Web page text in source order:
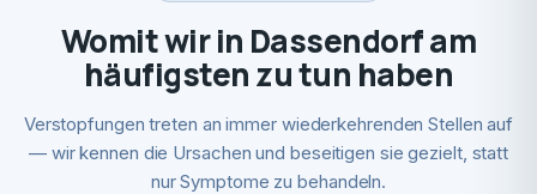
Womit wir in Dassendorf am
häufigsten zu tun haben
Verstopfungen treten an immer wiederkehrenden Stellen auf
— wir kennen die Ursachen und beseitigen sie gezielt, statt
nur Symptome zu behandeln.